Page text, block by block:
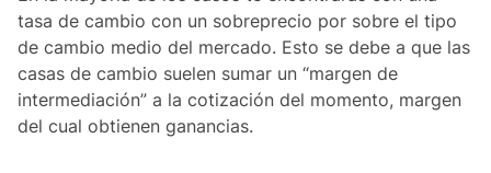
tasa de cambio con un sobreprecio por sobre el tipo
de cambio medio del mercado. Esto se debe a que las
casas de cambio suelen sumar un “margen de
intermediación” a la cotización del momento, margen
del cual obtienen ganancias.